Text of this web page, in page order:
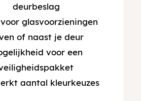
deurbeslag
glasvoorzieningen
of naast je deur
voor een
aantal kleurkeuzes